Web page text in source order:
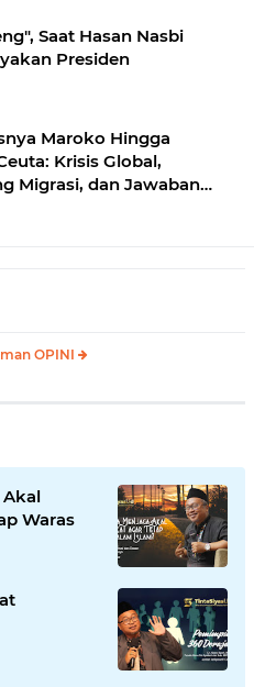
Saat Hasan Nasbi
Presiden
Maroko Hingga
Krisis Global,
Migrasi, dan Jawaban
OPINI
Akal
Waras